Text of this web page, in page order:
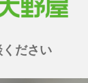
ださい